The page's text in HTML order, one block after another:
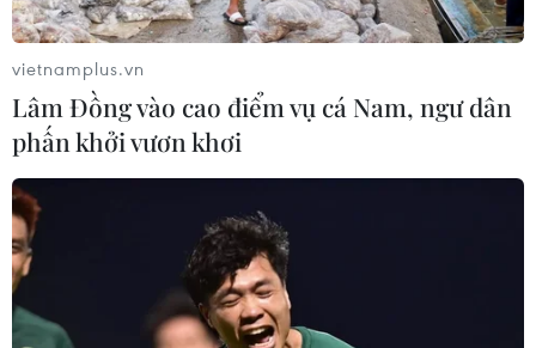
Mỹ truy tố đối tượng bị bắt tại sân
05/08/2026 06:57
Mỹ cấm xuất khẩu vật liệu pin tái chế
và phế liệu vonfram trong một năm
05/08/2026 06:53
vietnamplus.vn
Lâm Đồng vào cao điểm vụ cá Nam, ngư dân
phấn khởi vươn khơi